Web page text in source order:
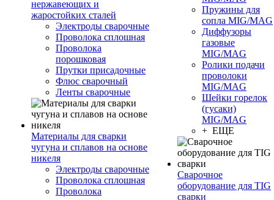
нержавеющих и
жаростойких сталей
Электроды сварочные
Проволока сплошная
Проволока
порошковая
Прутки присадочные
Флюс сварочный
Ленты сварочные
Материалы для сварки
чугуна и сплавов на основе
никеля
Электроды сварочные
Проволока сплошная
Проволока
Пружины для
сопла MIG/MAG
Диффузоры
газовые
MIG/MAG
Ролики подачи
проволоки
MIG/MAG
Шейки горелок
(гусаки)
MIG/MAG
+ ЕЩЕ
Сварочное
оборудование для TIG
сварки